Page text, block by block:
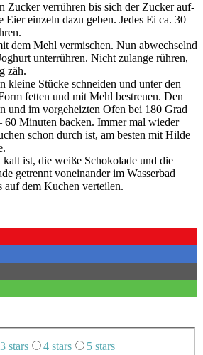
Zucker ver­rüh­ren bis sich der Zucker auf­
Eier ein­zeln dazu geben. Jedes Ei ca. 30
dem Mehl ver­mi­schen. Nun abwech­selnd
unter­rüh­ren. Nicht zulan­ge rüh­ren,
zäh.
klei­ne Stü­cke schnei­den und unter den
fet­ten und mit Mehl bestreu­en. Den
und im vor­ge­heiz­ten Ofen bei 180 Grad
Minu­ten backen. Immer mal wie­der
schon durch ist, am bes­ten mit Hil­de
ist, die wei­ße Scho­ko­la­de und die
getrennt von­ein­an­der im Was­ser­bad
auf dem Kuchen verteilen.
3 stars 4 stars 5 stars